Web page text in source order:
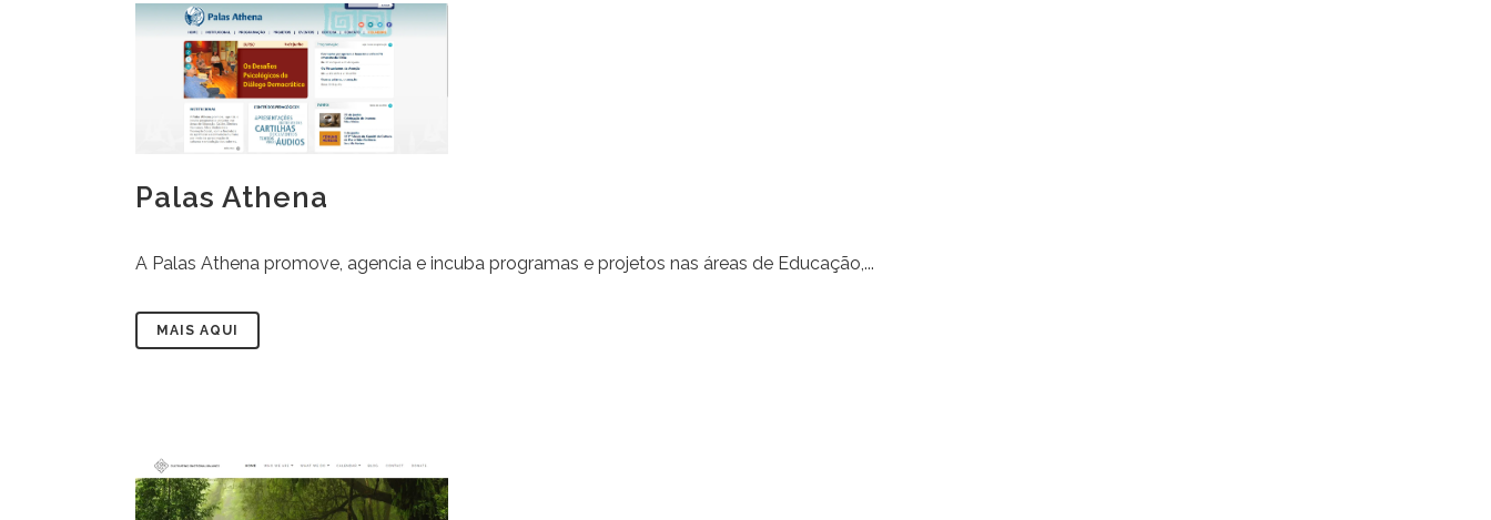
Palas Athena
A Palas Athena promove, agencia e incuba programas e projetos nas áreas de Educação,...
MAIS AQUI